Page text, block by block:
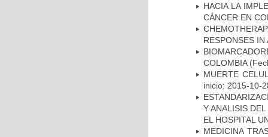
HACIA LA
CÁNCER EN
RESPONSES IN
COLOMBIA
MUERTE
inicio: 2015-10-
Y ANALISIS
EL HOSPITAL
MEDICINA